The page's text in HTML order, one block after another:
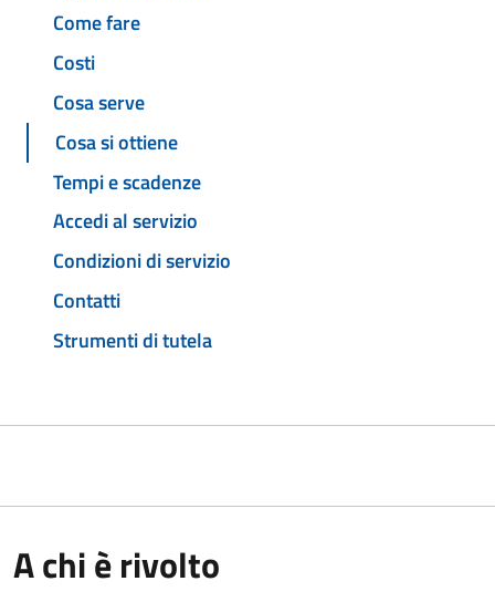
Come fare
Costi
Cosa serve
Cosa si ottiene
Tempi e scadenze
Accedi al servizio
Condizioni di servizio
Contatti
Strumenti di tutela
A chi è rivolto